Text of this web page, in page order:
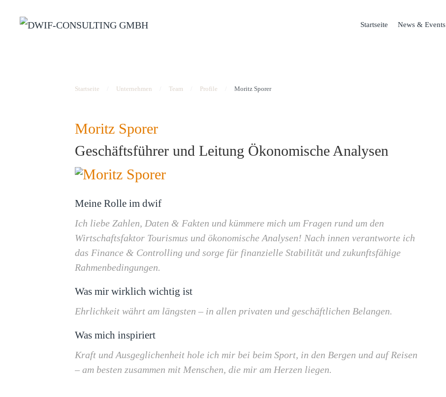
Zum Hauptinhalt springen Startseite News & Events
Startseite Unternehmen Team Profile Moritz Sporer
Moritz Sporer
Geschäftsführer und Leitung Ökonomische Analysen
Meine Rolle im dwif
Ich liebe Zahlen, Daten & Fakten und kümmere mich um Fragen rund um den
Wirtschaftsfaktor Tourismus und ökonomische Analysen! Nach innen verantworte ich
das Finance & Controlling und sorge für finanzielle Stabilität und zukunftsfähige
Rahmenbedingungen.
Was mir wirklich wichtig ist
Ehrlichkeit währt am längsten – in allen privaten und geschäftlichen Belangen.
Was mich inspiriert
Kraft und Ausgeglichenheit hole ich mir bei beim Sport, in den Bergen und auf Reisen
– am besten zusammen mit Menschen, die mir am Herzen liegen.